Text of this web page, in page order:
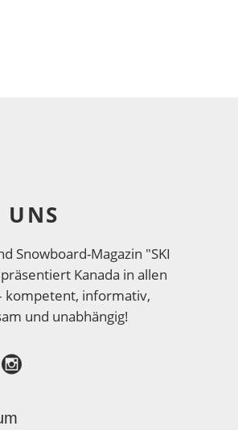
UNS
Snowboard-Magazin "SKI
Kanada in allen
kompetent, informativ,
und unabhängig!